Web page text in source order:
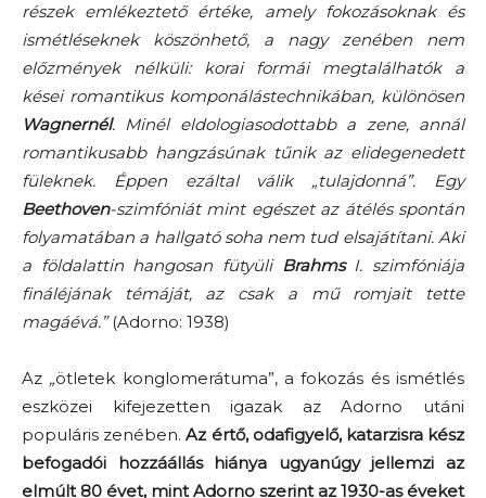
részek emlékeztető értéke, amely fokozásoknak és
ismétléseknek köszönhető, a nagy zenében nem
előzmények nélküli: korai formái megtalálhatók a
kései romantikus komponálástechnikában, különösen
Wagnernél. Minél eldologiasodottabb a zene, annál
romantikusabb hangzásúnak tűnik az elidegenedett
füleknek. Éppen ezáltal válik „tulajdonná”. Egy
Beethoven-szimfóniát mint egészet az átélés spontán
folyamatában a hallgató soha nem tud elsajátítani. Aki
a földalattin hangosan fütyüli BrahmsI. szimfóniája
fináléjának témáját, az csak a mű romjait tette
magáévá.” (Adorno: 1938)
Az „ötletek konglomerátuma”, a fokozás és ismétlés
eszközei
kifejezetten igazak az Adorno
utáni
populáris zenében.Az értő, odafigyelő, katarzisra kész
befogadói hozzáállás hiánya
ugyanúgy jellemzi az
elmúlt 80 évet, mint Adorno szerint az 1930-as éveket